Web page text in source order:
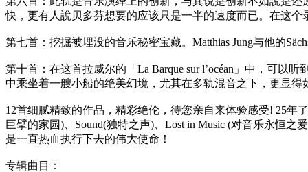
快，更有人說贝多芬想要的应该只是一半的速度而已。在这
第七首：挖掘被埋没的音乐秘密宝藏。Matthias Jung与他的
第十首：在这首拉威尔的「La Barque sur l’océan」中，可以
中乘坐着一艘小船的绝美幻境，尤其在多轨混音之下，更显得
12首细腻精致的作品，精彩绝伦，待您亲自来体验感受! 25年
巨擘的家园)、Sound(独特之声)、Lost in Music (对音乐永恒
是一直热血执行下去的伟大使命！
专辑曲目：